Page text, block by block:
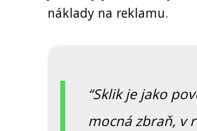
náklady na reklamu.
Sklik je jako
mocná zbraň, v